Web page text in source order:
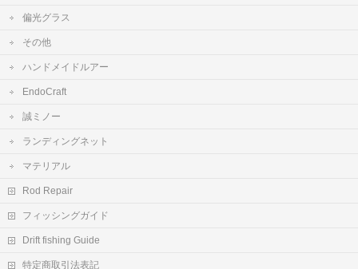
偏光グラス
その他
ハンドメイドルアー
EndoCraft
誠ミノー
ランディングネット
マテリアル
Rod Repair
フィッシングガイド
Drift fishing Guide
特定商取引法表記